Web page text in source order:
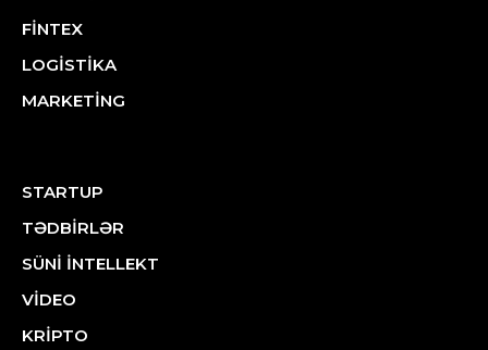
FİNTEX
LOGİSTİKA
MARKETİNG
STARTUP
TƏDBİRLƏR
SÜNİ İNTELLEKT
VİDEO
KRİPTO